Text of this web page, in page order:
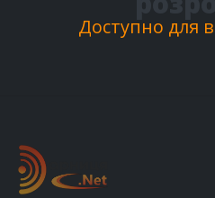
Доступно для